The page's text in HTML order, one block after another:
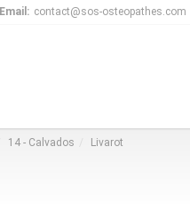
Email: contact@sos-osteopathes.com
14 - Calvados Livarot